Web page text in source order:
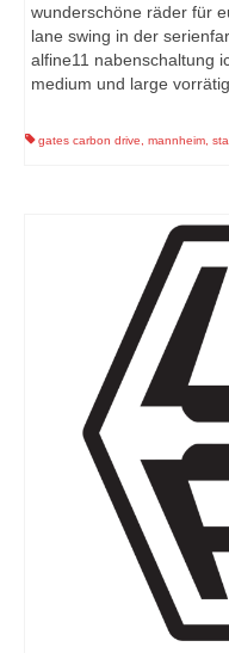
wunderschöne räder für
lane swing in der
alfine11 nabenschaltung
medium und large
gates carbon drive, mannheim,